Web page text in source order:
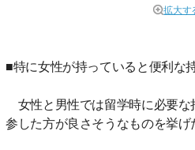
拡大す
■特に女性が持っていると便利な
女性と男性では留学時に必要
参した方が良さそうなものを挙げ